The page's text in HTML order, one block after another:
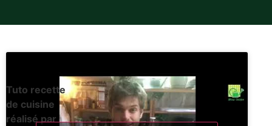
Tuto recette
de cuisine
réalisé par